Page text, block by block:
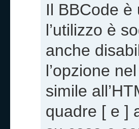
Il BBCode è
l’utilizzo è
anche
l’opzione
simile
quadre [ e ]